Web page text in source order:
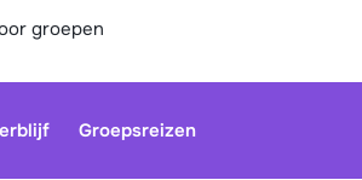
groepen
Groepsreizen